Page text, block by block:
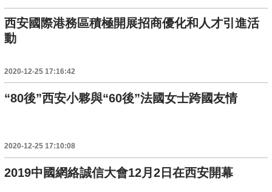
西安國際港務區積極開展招商優化和人才引進活
動
2020-12-25 17:16:42
“80後”西安小夥與“60後”法國女士跨國友情
2020-12-25 17:10:08
2019中國網絡誠信大會12月2日在西安開幕